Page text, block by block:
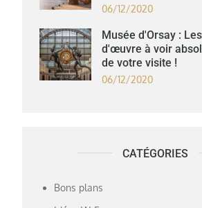
06/12/2020
Musée d'Orsay :
d'œuvre à voir
de votre visite !
06/12/2020
CATÉGORIES
Bons plans